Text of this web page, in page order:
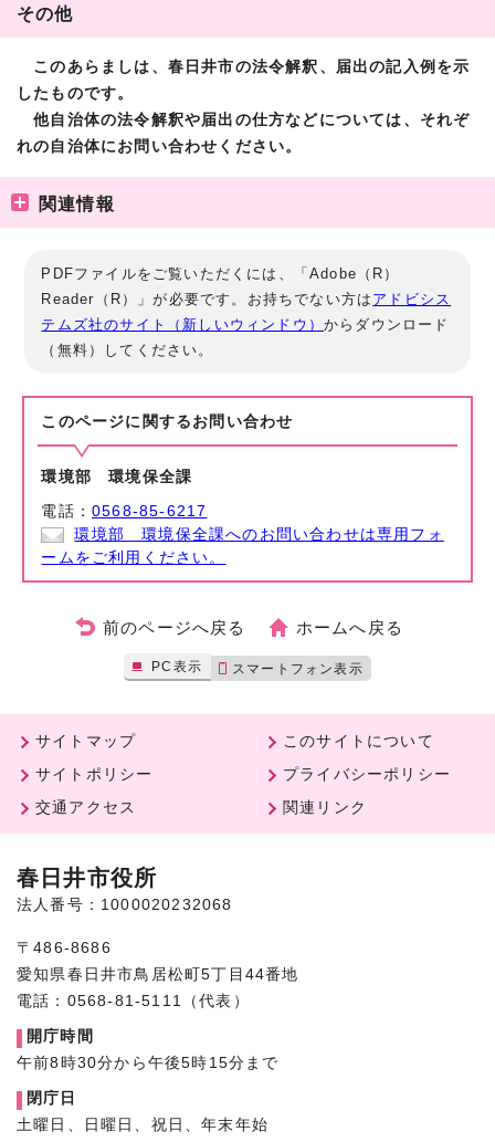
その他
このあらましは、春日井市の法令解釈、届出の記入例を示
したものです。
他自治体の法令解釈や届出の仕方などについては、それぞ
れの自治体にお問い合わせください。
関連情報
PDFファイルをご覧いただくには、「Adobe（R）
Reader（R）」が必要です。お持ちでない方は アドビシス
テムズ社のサイト（新しいウィンドウ）からダウンロード
（無料）してください。
このページに関する お問い合わせ
環境部 環境保全課
電話：0568-85-6217
環境部 環境保全課へのお問い合わせは専用フォ
ームをご利用ください。
前のページへ戻る ホームへ戻る
PC表示 スマートフォン表示
サイトマップ
このサイトについて
サイトポリシー
プライバシーポリシー
交通アクセス
関連リンク
春日井市役所
法人番号：1000020232068
〒486-8686
愛知県春日井市鳥居松町5丁目44番地
電話：0568-81-5111（代表）
開庁時間
午前8時30分から午後5時15分まで
閉庁日
土曜日、日曜日、祝日、年末年始